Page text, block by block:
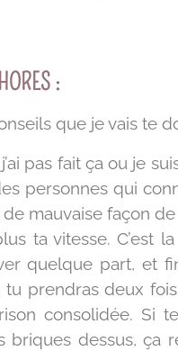
:
que je vais te
pas fait ça ou je
personnes qui
mauvaise façon
ta vitesse.
quelque part, et
prendras deux
consolidée.
briques dessus,